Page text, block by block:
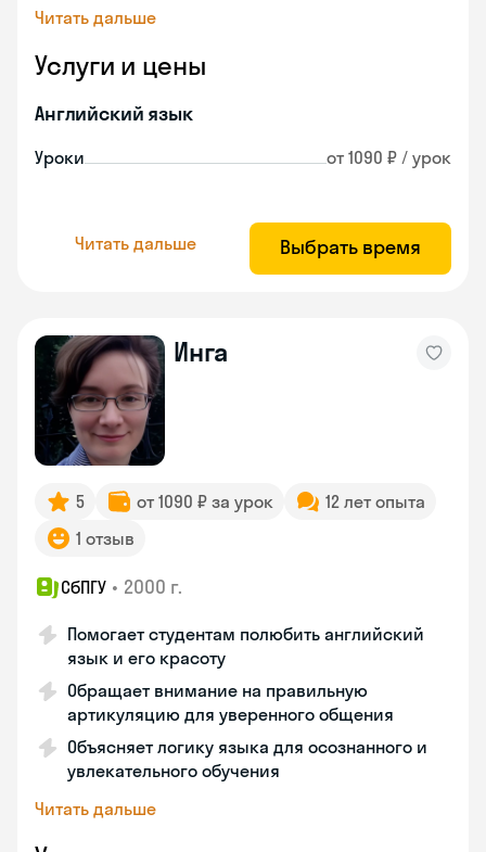
Читать дальше
Услуги и цены
Английский язык
Уроки от 1090 ₽ / урок
Читать дальше Выбрать время
Инга
5 от 1090 ₽ за урок
12 лет опыта
1 отзыв
СбПГУ • 2000 г.
Помогает студентам полюбить английский
язык и его красоту
Обращает внимание на правильную
артикуляцию для уверенного общения
Объясняет логику языка для осознанного и
увлекательного обучения
Читать дальше